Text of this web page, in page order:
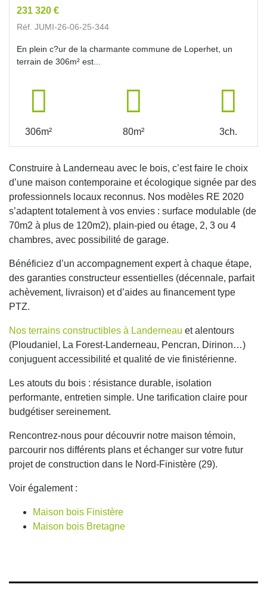
231 320 €
Réf. JUMI-26-06-25-344
En plein c?ur de la charmante commune de Loperhet, un
terrain de 306m² est...
306m² 80m² 3ch.
Construire à Landerneau avec le bois, c’est faire le choix
d’une maison contemporaine et écologique signée par des
professionnels locaux reconnus. Nos modèles RE 2020
s’adaptent totalement à vos envies : surface modulable (de
70m2 à plus de 120m2), plain-pied ou étage, 2, 3 ou 4
chambres, avec possibilité de garage.
Bénéficiez d’un accompagnement expert à chaque étape,
des garanties constructeur essentielles (décennale, parfait
achèvement, livraison) et d’aides au financement type
PTZ.
Nos terrains constructibles à Landerneau et alentours
(Ploudaniel, La Forest-Landerneau, Pencran, Dirinon…)
conjuguent accessibilité et qualité de vie finistérienne.
Les atouts du bois : résistance durable, isolation
performante, entretien simple. Une tarification claire pour
budgétiser sereinement.
Rencontrez-nous pour découvrir notre maison témoin,
parcourir nos différents plans et échanger sur votre futur
projet de construction dans le Nord-Finistère (29).
Voir également :
Maison bois Finistère
Maison bois Bretagne